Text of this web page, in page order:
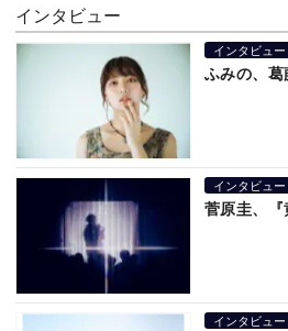
インタビュー
インタビュー
ふみの、
インタビュー
菅原圭、
インタビュー